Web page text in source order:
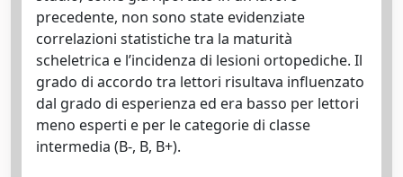
precedente, non sono state evidenziate
correlazioni statistiche tra la maturità
scheletrica e l’incidenza di lesioni ortopediche. Il
grado di accordo tra lettori risultava influenzato
dal grado di esperienza ed era basso per lettori
meno esperti e per le categorie di classe
intermedia (B-, B, B+).